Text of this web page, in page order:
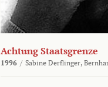
Achtung Staatsgrenze
1996 / Sabine Derflinger,